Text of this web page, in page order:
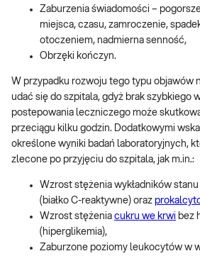
Zaburzenia świadomości –
miejsca, czasu, zamroczenie,
otoczeniem, nadmierna senność,
Obrzęki kończyn.
W przypadku rozwoju tego typu objawów
udać się do szpitala, gdyż brak szybkiego
postepowania leczniczego może
przeciągu kilku godzin. Dodatkowymi
określone wyniki badań laboratoryjnych,
zlecone po przyjęciu do szpitala, jak m.in.:
Wzrost stężenia wykładników
(białko C-reaktywne) oraz
Wzrost stężenia cukru we krwi bez
(hiperglikemia),
Zaburzone poziomy leukocytów w